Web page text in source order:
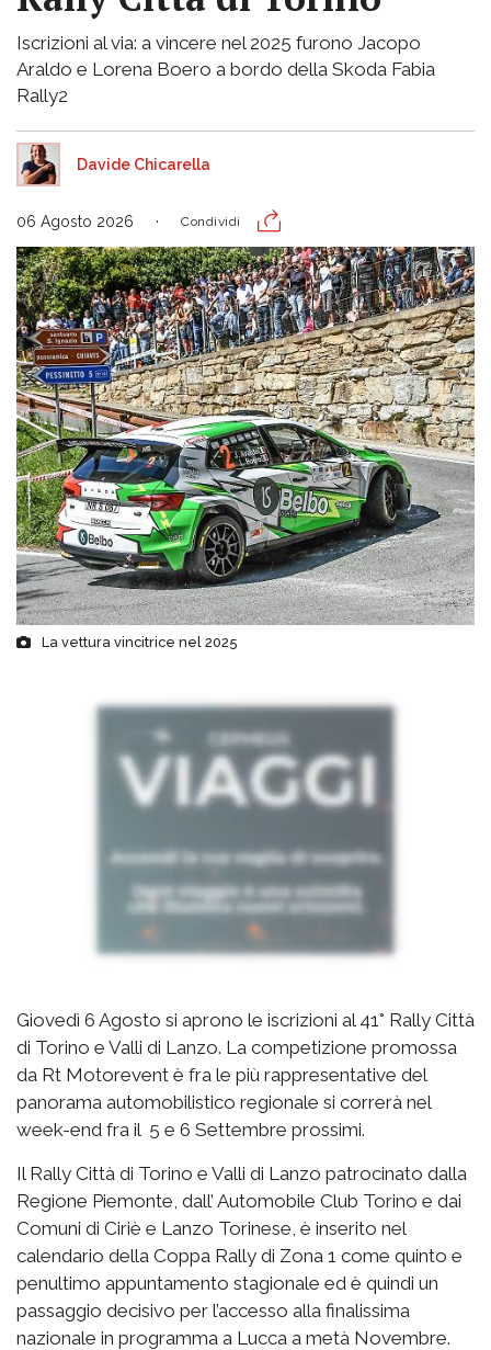
Iscrizioni al via: a vincere nel 2025 furono Jacopo
Araldo e Lorena Boero a bordo della Skoda Fabia
Rally2
Davide Chicarella
06 Agosto 2026 Condividi
La vettura vincitrice nel 2025
Giovedì 6 Agosto si aprono le iscrizioni al 41° Rally Città
di Torino e Valli di Lanzo. La competizione promossa
da Rt Motorevent è fra le più rappresentative del
panorama automobilistico regionale si correrà nel
week-end fra il 5 e 6 Settembre prossimi.
Il Rally Città di Torino e Valli di Lanzo patrocinato dalla
Regione Piemonte, dall’ Automobile Club Torino e dai
Comuni di Ciriè e Lanzo Torinese, è inserito nel
calendario della Coppa Rally di Zona 1 come quinto e
penultimo appuntamento stagionale ed è quindi un
passaggio decisivo per l’accesso alla finalissima
nazionale in programma a Lucca a metà Novembre.